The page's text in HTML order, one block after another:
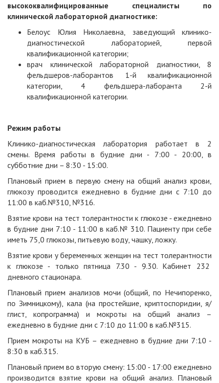
высококвалифицированные специалисты по
клинической лабораторной диагностике:
Белоус Юлия Николаевна, заведующий клинико-
диагностической лабораторией, первой
квалификационной категории;
врач клинической лабораторной диагностики, 8
фельдшеров-лаборантов 1-й квалификационной
категории, 4 фельдшера-лаборанта 2-й
квалификационной категории.
Режим работы
Клинико-диагностическая лаборатория работает в 2
смены. Время работы в будние дни - 7:00 - 20:00, в
субботние дни – 8:30 - 15:00.
Плановый прием в первую смену на общий анализ крови,
глюкозу проводится ежедневно в будние дни с 7:10 до
11:00 в каб.№310, №316.
Взятие крови на тест толерантности к глюкозе - ежедневно
в будние дни 7:10 - 11:00 в каб.№ 310. Пациенту при себе
иметь 75,0 глюкозы, питьевую воду, чашку, ложку.
Взятие крови у беременных женщин на тест толерантности
к глюкозе - только пятница 7.30 - 9.30. Кабинет 232
дневного стационара.
Плановый прием анализов мочи (общий, по Нечипоренко,
по Зимницкому), кала (на простейшие, криптоспоридии, я/
глист, копрограмма) и мокроты на общий анализ –
ежедневно в будние дни с 7:10 до 11:00 в каб.№315.
Прием мокроты на КУБ – ежедневно в будние дни 7:10 -
8:30 в каб.315.
Плановый прием во вторую смену: 15:00 - 17:00 ежедневно
производится взятие крови на общий анализ. Плановый